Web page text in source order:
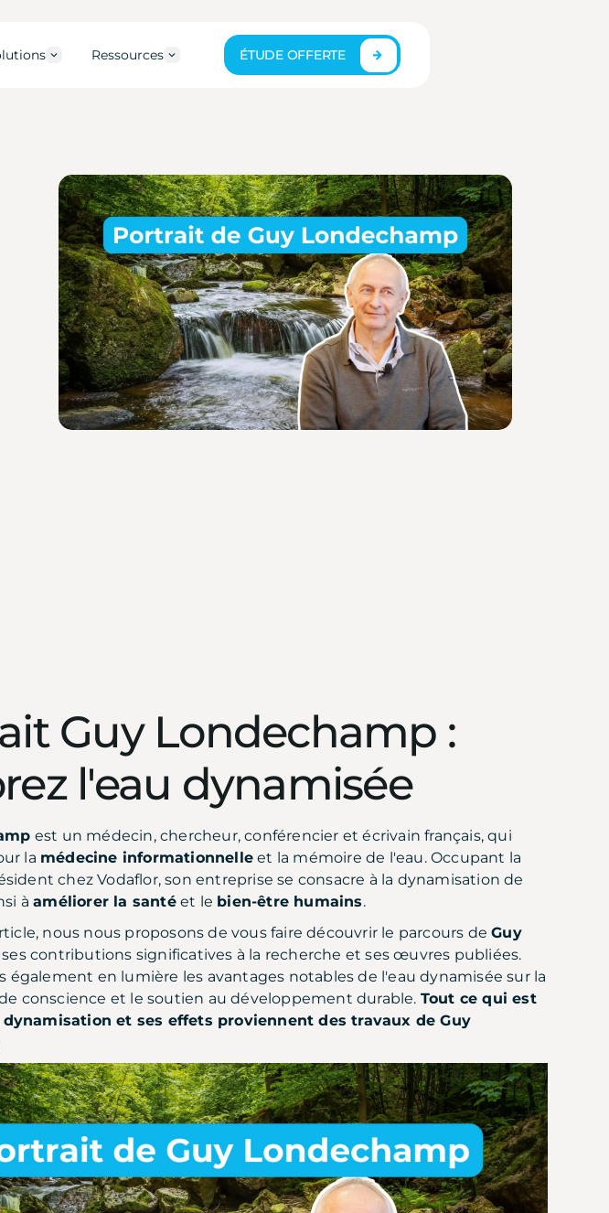
Ressources ÉTUDE OFFERTE
Guy Londechamp :
l'eau dynamisée
est un médecin, chercheur, conférencier et écrivain français, qui
la médecine informationnelle et la mémoire de l'eau. Occupant la
chez Vodaflor, son entreprise se consacre à la dynamisation de
àaméliorer la santéet le bien-être humains.
nous nous proposons de vous faire découvrir le parcours deGuy
ses contributions significatives à la recherche et ses œuvres publiées.
également en lumière les avantages notables de l'eau dynamisée sur la
conscience et le soutien au développement durable. Tout ce qui est
dynamisation et ses effets proviennent des travaux de Guy